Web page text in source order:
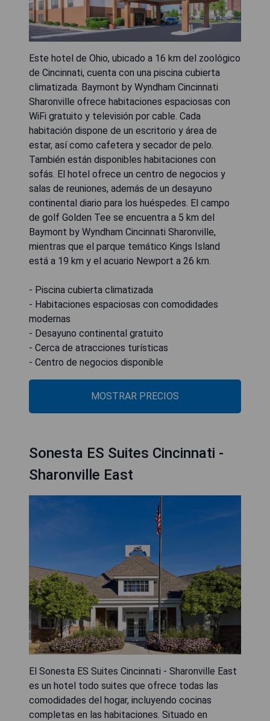
Este hotel de Ohio, ubicado a 16 km del zoológico
de Cincinnati, cuenta con una piscina cubierta
climatizada. Baymont by Wyndham Cincinnati
Sharonville ofrece habitaciones espaciosas con
WiFi gratuito y televisión por cable. Cada
habitación dispone de un escritorio y área de
estar, así como cafetera y secador de pelo.
También están disponibles habitaciones con
sofás. El hotel ofrece un centro de negocios y
salas de reuniones, además de un desayuno
continental diario para los huéspedes. El campo
de golf Golden Tee se encuentra a 5 km del
Baymont by Wyndham Cincinnati Sharonville,
mientras que el parque temático Kings Island
está a 19 km y el acuario Newport a 26 km.
- Piscina cubierta climatizada
- Habitaciones espaciosas con comodidades
modernas
- Desayuno continental gratuito
- Cerca de atracciones turísticas
- Centro de negocios disponible
MOSTRAR PRECIOS
Sonesta ES Suites Cincinnati -
Sharonville East
El Sonesta ES Suites Cincinnati - Sharonville East
es un hotel todo suites que ofrece todas las
comodidades del hogar, incluyendo cocinas
completas en las habitaciones. Situado en